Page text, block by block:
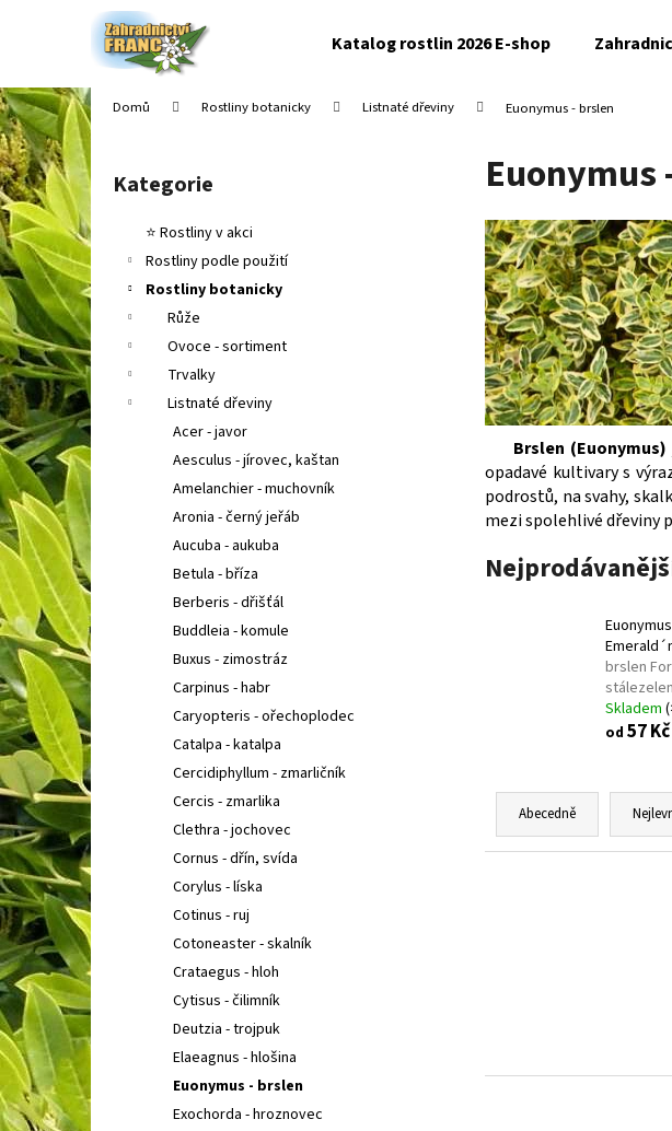
Katalog rostlin 2026 E-shop
Domů Rostliny botanicky Listnaté dřeviny Euonymus - brslen
P
o
s
t
r
a
n
n
í
p
a
n
e
l
Přeskočit
kategorie
Kategorie
⭐ Rostliny v akci
Rostliny podle použití
Rostliny botanicky
Růže
Ovoce - sortiment
Trvalky
Listnaté dřeviny
Acer - javor
Aesculus - jírovec, kaštan
Amelanchier - muchovník
Aronia - černý jeřáb
Aucuba - aukuba
Betula - bříza
Berberis - dřišťál
Buddleia - komule
Buxus - zimostráz
Carpinus - habr
Caryopteris - ořechoplodec
Catalpa - katalpa
Cercidiphyllum - zmarličník
Cercis - zmarlika
Clethra - jochovec
Cornus - dřín, svída
Corylus - líska
Cotinus - ruj
Cotoneaster - skalník
Crataegus - hloh
Cytisus - čilimník
Deutzia - trojpuk
Elaeagnus - hlošina
Euonymus - brslen
Exochorda - hroznovec
Euonymus
Brslen (Euonymus)
opadavé kultivary s
podrostů, na svahy,
mezi spolehlivé dřeviny
brslen
Skladem
od 57 Kč
Ř
z
u
Abecedně
o
í
k
Zpět
do
obchodu
Zpět
do
obchodu
Co
COTONEASTER PROCUMBENS QUEEN OF
CARPETHSKALNÍK ZAKRSLÝ
VINCA MINOR GERTRUDE
MENŠÍ